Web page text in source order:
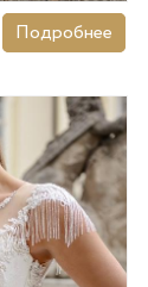
Подробнее